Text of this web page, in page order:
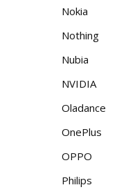
Nokia
Nothing
Nubia
NVIDIA
Oladance
OnePlus
OPPO
Philips